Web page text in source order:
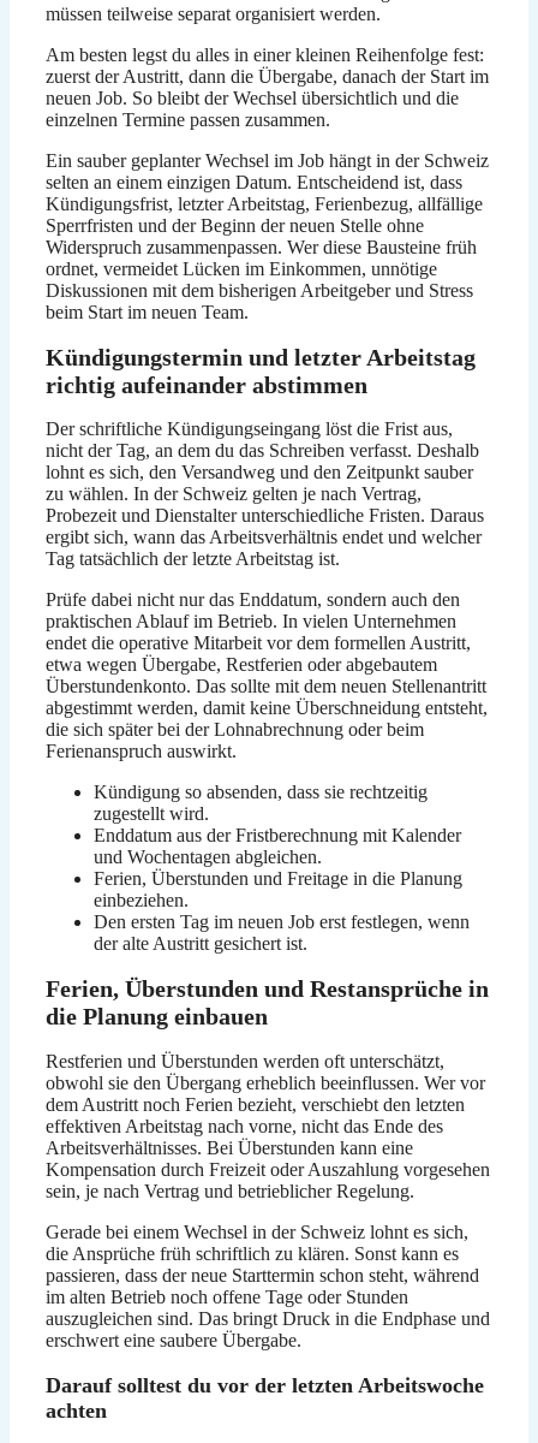
müssen teilweise separat organisiert werden.
Am besten legst du alles in einer kleinen Reihenfolge fest:
zuerst der Austritt, dann die Übergabe, danach der Start im
neuen Job. So bleibt der Wechsel übersichtlich und die
einzelnen Termine passen zusammen.
Ein sauber geplanter Wechsel im Job hängt in der Schweiz
selten an einem einzigen Datum. Entscheidend ist, dass
Kündigungsfrist, letzter Arbeitstag, Ferienbezug, allfällige
Sperrfristen und der Beginn der neuen Stelle ohne
Widerspruch zusammenpassen. Wer diese Bausteine früh
ordnet, vermeidet Lücken im Einkommen, unnötige
Diskussionen mit dem bisherigen Arbeitgeber und Stress
beim Start im neuen Team.
Kündigungstermin und letzter Arbeitstag
richtig aufeinander abstimmen
Der schriftliche Kündigungseingang löst die Frist aus,
nicht der Tag, an dem du das Schreiben verfasst. Deshalb
lohnt es sich, den Versandweg und den Zeitpunkt sauber
zu wählen. In der Schweiz gelten je nach Vertrag,
Probezeit und Dienstalter unterschiedliche Fristen. Daraus
ergibt sich, wann das Arbeitsverhältnis endet und welcher
Tag tatsächlich der letzte Arbeitstag ist.
Prüfe dabei nicht nur das Enddatum, sondern auch den
praktischen Ablauf im Betrieb. In vielen Unternehmen
endet die operative Mitarbeit vor dem formellen Austritt,
etwa wegen Übergabe, Restferien oder abgebautem
Überstundenkonto. Das sollte mit dem neuen Stellenantritt
abgestimmt werden, damit keine Überschneidung entsteht,
die sich später bei der Lohnabrechnung oder beim
Ferienanspruch auswirkt.
Kündigung so absenden, dass sie rechtzeitig
zugestellt wird.
Enddatum aus der Fristberechnung mit Kalender
und Wochentagen abgleichen.
Ferien, Überstunden und Freitage in die Planung
einbeziehen.
Den ersten Tag im neuen Job erst festlegen, wenn
der alte Austritt gesichert ist.
Ferien, Überstunden und Restansprüche in
die Planung einbauen
Restferien und Überstunden werden oft unterschätzt,
obwohl sie den Übergang erheblich beeinflussen. Wer vor
dem Austritt noch Ferien bezieht, verschiebt den letzten
effektiven Arbeitstag nach vorne, nicht das Ende des
Arbeitsverhältnisses. Bei Überstunden kann eine
Kompensation durch Freizeit oder Auszahlung vorgesehen
sein, je nach Vertrag und betrieblicher Regelung.
Gerade bei einem Wechsel in der Schweiz lohnt es sich,
die Ansprüche früh schriftlich zu klären. Sonst kann es
passieren, dass der neue Starttermin schon steht, während
im alten Betrieb noch offene Tage oder Stunden
auszugleichen sind. Das bringt Druck in die Endphase und
erschwert eine saubere Übergabe.
Darauf solltest du vor der letzten Arbeitswoche
achten